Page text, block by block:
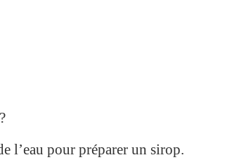
l’eau pour préparer un sirop.